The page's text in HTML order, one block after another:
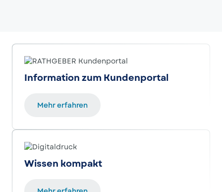
Information zum Kundenportal
Mehr erfahren
Wissen kompakt